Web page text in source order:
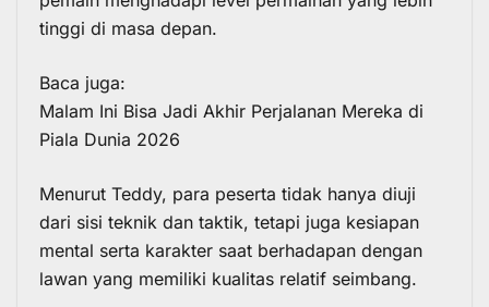
tinggi di masa depan.
Baca juga:
Malam Ini Bisa Jadi Akhir Perjalanan Mereka di
Piala Dunia 2026
Menurut Teddy, para peserta tidak hanya diuji
dari sisi teknik dan taktik, tetapi juga kesiapan
mental serta karakter saat berhadapan dengan
lawan yang memiliki kualitas relatif seimbang.